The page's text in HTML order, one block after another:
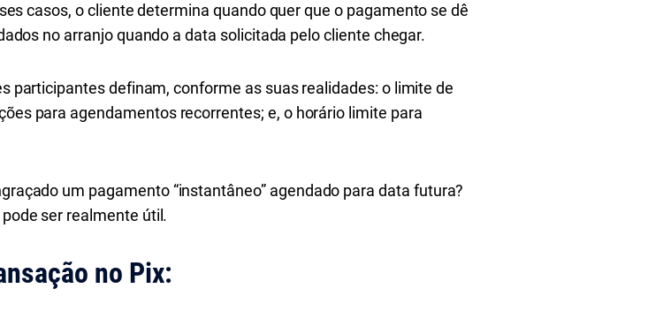
casos, o cliente determina quando quer que o pagamento se dê
no arranjo quando a data solicitada pelo cliente chegar.
participantes definam, conforme as suas realidades: o limite de
para agendamentos recorrentes; e, o horário limite para
um pagamento “instantâneo” agendado para data futura?
ser realmente útil.
no Pix: